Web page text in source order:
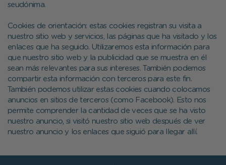
seudónima.
Cookies de orientación: estas cookies registran su visita a
nuestro sitio web y servicios, las páginas que ha visitado y los
enlaces que ha seguido. Utilizaremos esta información para
que nuestro sitio web y la publicidad que se muestra en él
sean más relevantes para sus intereses. También podemos
compartir esta información con terceros para este fin.
También podemos utilizar estas cookies cuando colocamos
anuncios en sitios de terceros (como Facebook). Esto nos
permite comprender la cantidad de veces que se ha visto
nuestro anuncio, si visitó nuestro sitio web después de ver
nuestro anuncio y los enlaces que siguió para llegar allí.